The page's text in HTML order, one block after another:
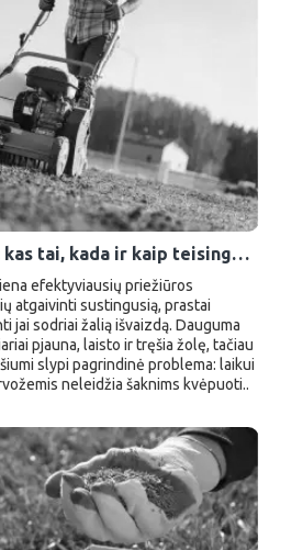
Vejos aeravimas: kas tai, kada ir kaip teisingai aeruoti veją
efektyviausių priežiūros
atgaivinti sustingusią, prastai
jai sodriai žalią išvaizdą. Dauguma
pjauna, laisto ir tręšia žolę, tačiau
slypi pagrindinė problema: laikui
neleidžia šaknims kvėpuoti..